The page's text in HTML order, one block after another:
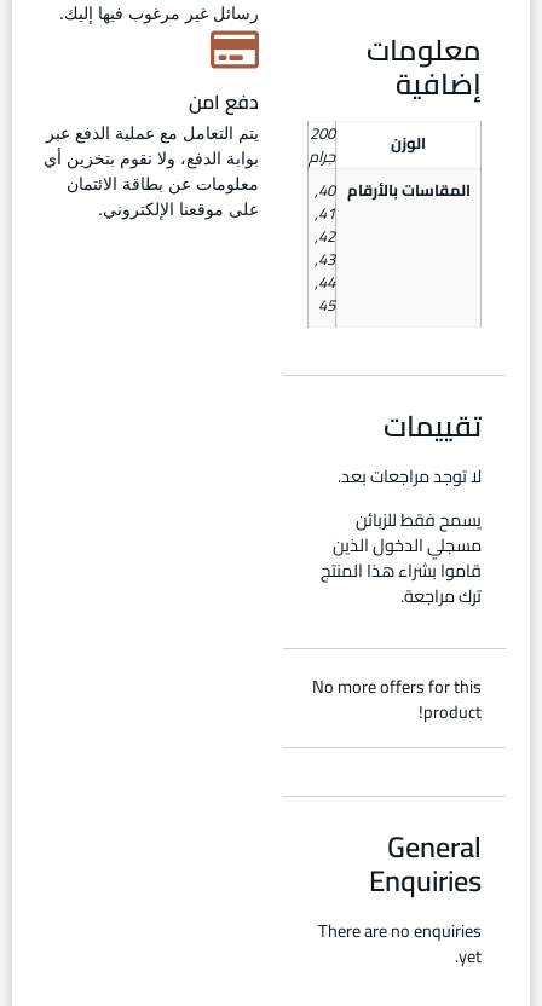
معلومات
إضافية
الوزن 200
جرام
المقاسات بالأرقام 40
,
41
,
42
,
43
,
44
,
45
تقييمات
لا توجد مراجعات بعد.
يسمح فقط للزبائن
مسجلي الدخول الذين
قاموا بشراء هذا المنتج
ترك مراجعة.
No more offers for this
product!
General
Enquiries
There are no enquiries
yet.
رسائل غير مرغوب فيها إليك.
دفع امن
يتم التعامل مع عملية الدفع عبر
بوابة الدفع، ولا نقوم بتخزين أي
معلومات عن بطاقة الائتمان
على موقعنا الإلكتروني.